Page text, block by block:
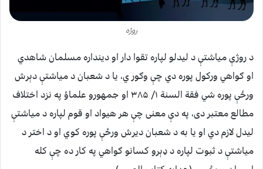
روژه
د روژې میاشتې د لیدلو لپاره تقوا دار او دینداره مسلمان شاهدي
او ګواهي ورکول پوره دي چې وګور ي، یا د شعبان د میاشتې دېرش
ورځې پوره شي فقة السنة ۱/ ۳۸۵ او جمهورو علماؤ په نزد اختلاف
مطالع معتبر دی، په دې معنی چې هر هیواد او قوم لپاره د میاشتې
لیدل لازم دي او یا به د شعبان دیرش ورځې پوره کوي او د اختر د
میاشتې د ثبوت لپاره د ډېرو کسانو ګواهي په کار ده چې کله